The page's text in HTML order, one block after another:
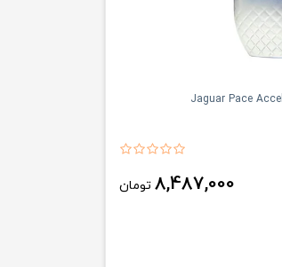
8,487,000 تومان